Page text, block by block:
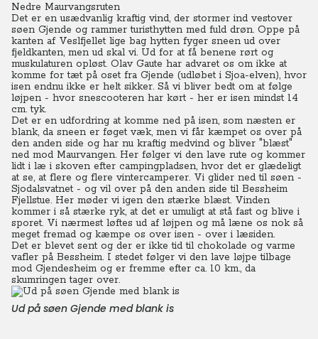
Nedre Maurvangsruten
Det er en usædvanlig kraftig vind, der stormer ind vestover
søen Gjende og rammer turisthytten med fuld drøn. Oppe på
kanten af Veslfjellet lige bag hytten fyger sneen ud over
fjeldkanten, men ud skal vi. Ud for at få benene rørt og
muskulaturen opløst. Olav Gaute har advaret os om ikke at
komme for tæt på oset fra Gjende (udløbet i Sjoa-elven), hvor
isen endnu ikke er helt sikker. Så vi bliver bedt om at følge
løjpen - hvor snescooteren har kørt - her er isen mindst 14
cm. tyk.
Det er en udfordring at komme ned på isen, som næsten er
blank, da sneen er føget væk, men vi får kæmpet os over på
den anden side og har nu kraftig medvind og bliver "blæst"
ned mod Maurvangen. Her følger vi den lave rute og kommer
lidt i læ i skoven efter campingpladsen, hvor det er glædeligt
at se, at flere og flere vintercamperer. Vi glider ned til søen -
Sjodalsvatnet - og vil over på den anden side til Bessheim
Fjellstue. Her møder vi igen den stærke blæst. Vinden
kommer i så stærke ryk, at det er umuligt at stå fast og blive i
sporet. Vi nærmest løftes ud af løjpen og må læne os nok så
meget fremad og kæmpe os over isen - over i læsiden.
Det er blevet sent og der er ikke tid til chokolade og varme
vafler på Bessheim. I stedet følger vi den lave løjpe tilbage
mod Gjendesheim og er fremme efter ca. 10 km., da
skumringen tager over.
Ud på søen Gjende med blank is